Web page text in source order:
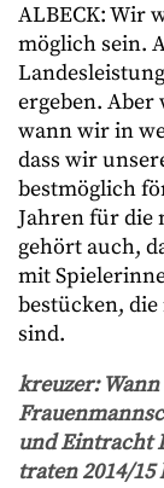
ALBECK: Wir
möglich sein.
ergeben.
wann wir in
dass wir
bestmöglich
Jahren für die
gehört auch,
mit
bestücken,
sind.
kreuzer:
und Eintracht
traten 2014/15